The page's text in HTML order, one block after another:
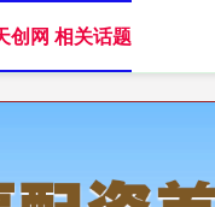
天创网
创网 相关话题